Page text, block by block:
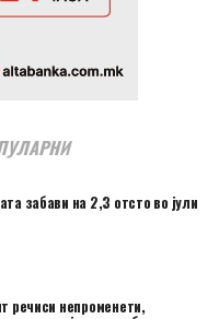
забави на 2,3 отсто во јули
речиси непроменети,